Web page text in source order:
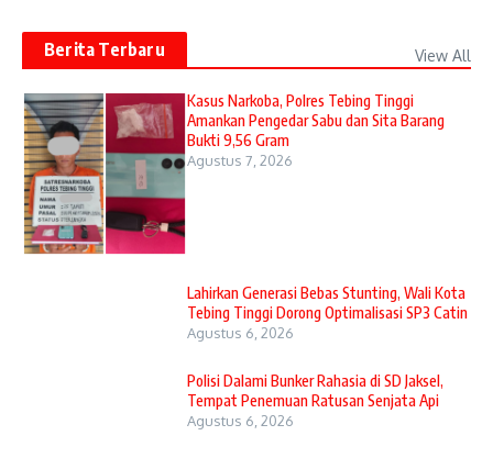
Berita Terbaru View All
Kasus Narkoba, Polres Tebing Tinggi
Amankan Pengedar Sabu dan Sita Barang
Bukti 9,56 Gram
Agustus 7, 2026
Lahirkan Generasi Bebas Stunting, Wali Kota
Tebing Tinggi Dorong Optimalisasi SP3 Catin
Agustus 6, 2026
Polisi Dalami Bunker Rahasia di SD Jaksel,
Tempat Penemuan Ratusan Senjata Api
Agustus 6, 2026